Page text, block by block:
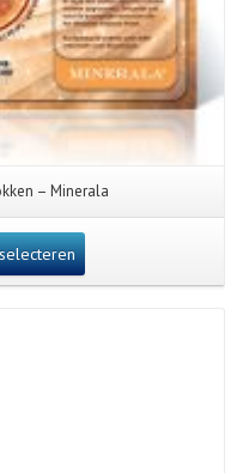
– Minerala